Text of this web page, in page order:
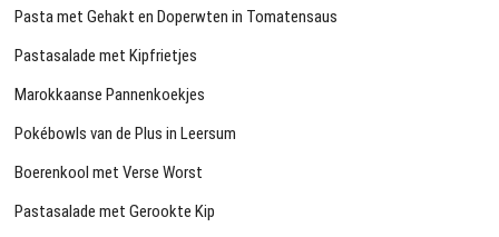
Pasta met Gehakt en Doperwten in Tomatensaus
Pastasalade met Kipfrietjes
Marokkaanse Pannenkoekjes
Pokébowls van de Plus in Leersum
Boerenkool met Verse Worst
Pastasalade met Gerookte Kip